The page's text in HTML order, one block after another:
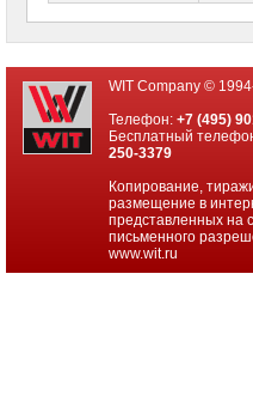
Корпуса
для
Компоненты
серверов
бесперебойного
Российское
WIT Company ©
Телефон:+7 (495)
Бесплатный
250-3379
Копирование,
размещение в
представленных на
письменного
www.wit.ru